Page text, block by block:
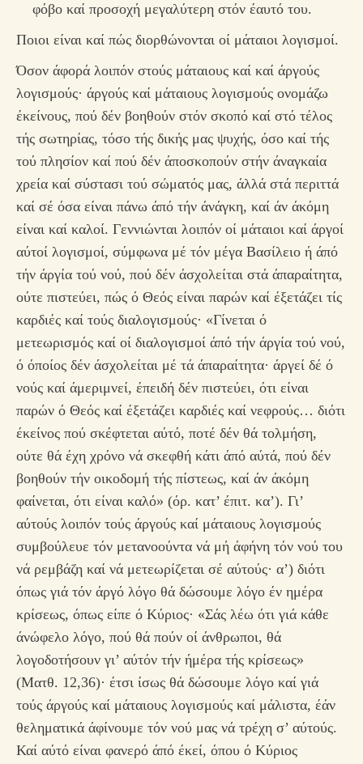
φόβο καί προσοχή μεγαλύτερη στόν έαυτό του.
Ποιοι είναι καί πώς διορθώνονται οί μάταιοι λογισμοί.
Όσον άφορά λοιπόν στούς μάταιους καί καί άργούς
λογισμούς· άργούς καί μάταιους λογισμούς ονομάζω
έκείνους, πού δέν βοηθούν στόν σκοπό καί στό τέλος
τής σωτηρίας, τόσο τής δικής μας ψυχής, όσο καί τής
τού πλησίον καί πού δέν άποσκοπούν στήν άναγκαία
χρεία καί σύστασι τού σώματός μας, άλλά στά περιττά
καί σέ όσα είναι πάνω άπό τήν άνάγκη, καί άν άκόμη
είναι καί καλοί. Γεννιώνται λοιπόν οί μάταιοι καί άργοί
αύτοί λογισμοί, σύμφωνα μέ τόν μέγα Βασίλειο ή άπό
τήν άργία τού νού, πού δέν άσχολείται στά άπαραίτητα,
ούτε πιστεύει, πώς ό Θεός είναι παρών καί έξετάζει τίς
καρδιές καί τούς διαλογισμούς· «Γίνεται ό
μετεωρισμός καί οί διαλογισμοί άπό τήν άργία τού νού,
ό όποίος δέν άσχολείται μέ τά άπαραίτητα· άργεί δέ ό
νούς καί άμεριμνεί, έπειδή δέν πιστεύει, ότι είναι
παρών ό Θεός καί έξετάζει καρδιές καί νεφρούς… διότι
έκείνος πού σκέφτεται αύτό, ποτέ δέν θά τολμήση,
ούτε θά έχη χρόνο νά σκεφθή κάτι άπό αύτά, πού δέν
βοηθούν τήν οικοδομή τής πίστεως, καί άν άκόμη
φαίνεται, ότι είναι καλό» (όρ. κατ’ έπιτ. κα’). Γι’
αύτούς λοιπόν τούς άργούς καί μάταιους λογισμούς
συμβούλευε τόν μετανοούντα νά μή άφήνη τόν νού του
νά ρεμβάζη καί νά μετεωρίζεται σέ αύτούς· α’) διότι
όπως γιά τόν άργό λόγο θά δώσουμε λόγο έν ημέρα
κρίσεως, όπως είπε ό Κύριος· «Σάς λέω ότι γιά κάθε
άνώφελο λόγο, πού θά πούν οί άνθρωποι, θά
λογοδοτήσουν γι’ αύτόν τήν ήμέρα τής κρίσεως»
(Ματθ. 12,36)· έτσι ίσως θά δώσουμε λόγο καί γιά
τούς άργούς καί μάταιους λογισμούς καί μάλιστα, έάν
θεληματικά άφίνουμε τόν νού μας νά τρέχη σ’ αύτούς.
Καί αύτό είναι φανερό άπό έκεί, όπου ό Κύριος